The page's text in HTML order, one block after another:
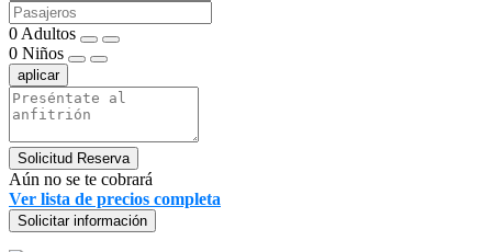
0 Adultos
0 Niños
aplicar
Solicitud Reserva
Aún no se te cobrará
Ver lista de precios completa
Solicitar información